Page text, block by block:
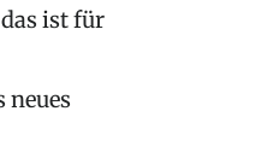
ist für
neues